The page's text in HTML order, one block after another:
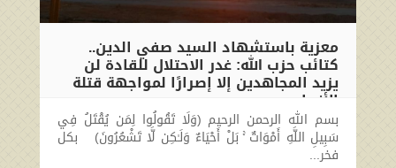
معزية باستشهاد السيد صفي الدين..
كتائب حزب الله: غدر الاحتلال للقادة لن
يزيد المجاهدين إلا إصرارًا لمواجهة قتلة
الأنبياء
2024-10-24 10:12:06
بسم الله الرحمن الرحيم (وَلَا تَقُولُوا لِمَن يُقْتَلُ فِي
سَبِيلِ اللَّهِ أَمْوَاتٌ ۚ بَلْ أَحْيَاءٌ وَلَـٰكِن لَّا تَشْعُرُونَ) بكل
فخر...